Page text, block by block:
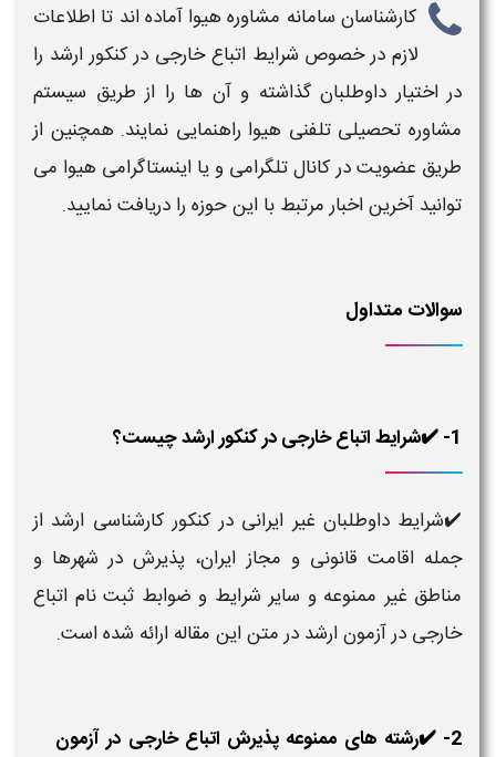
کارشناسان سامانه مشاوره هیوا آماده اند تا اطلاعات
لازم در خصوص شرایط اتباع خارجی در کنکور ارشد را
در اختیار داوطلبان گذاشته و آن ها را از طریق سیستم
مشاوره تحصیلی تلفنی هیوا راهنمایی نمایند. همچنین از
طریق عضویت در کانال تلگرامی و یا اینستاگرامی هیوا می
توانید آخرین اخبار مرتبط با این حوزه را دریافت نمایید.
سوالات متداول
1- ✔️شرایط اتباع خارجی در کنکور ارشد چیست؟
✔️شرایط داوطلبان غیر ایرانی در کنکور کارشناسی ارشد از
جمله اقامت قانونی و مجاز ایران، پذیرش در شهرها و
مناطق غیر ممنوعه و سایر شرایط و ضوابط ثبت نام اتباع
خارجی در آزمون ارشد در متن این مقاله ارائه شده است.
2- ✔️رشته های ممنوعه پذیرش اتباع خارجی در آزمون